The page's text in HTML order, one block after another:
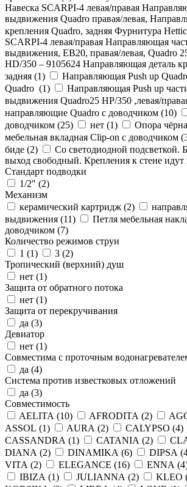
Навеска SCARPI-4 левая/правая
выдвижения Quadro правая/левая,
крепления Quadro, задняя Фурнитура
SCARPI-4 левая/правая Направляющая
выдвижения, ЕВ20, правая/левая, Quadro
HD/350 – 9105624 Направляющая деталь
задняя (1)
Направляющая Push up
Quadro (1)
Направляющая Push up
выдвижения Quadro25 НР/350 ,левая/
направляющие Quadro с доводчиком (10)
доводчиком (25) нет (1) Опора
мебельная вкладная Clip-on с доводчиком (
биде (2)
Со светодиодной подсветкой.
выход свободный. Крепления к стене
Стандарт подводки
1/2" (2)
Механизм
керамический картридж (2)
выдвижения (11)
Петля мебельная
доводчиком (7)
Количество режимов струи
1 (1) 3 (2)
Тропический (верхний) душ
нет (1)
Защита от обратного потока
нет (1)
Защита от перекручивания
да (3)
Девиатор
нет (1)
Совместима с проточным
да (4)
Система против известковых отложений
да (3)
Совместимость
AELITA (10) AFRODITA (2)
ASSOL (1) AURA (2) CALYPSO (4)
CASSANDRA (1) CATANIA (2)
DIANA (2) DINAMIKA (6) DIPSA (
VITA (2) ELEGANCE (16) ENNA (4
IBIZA (1) JULIANNA (2) KLEO